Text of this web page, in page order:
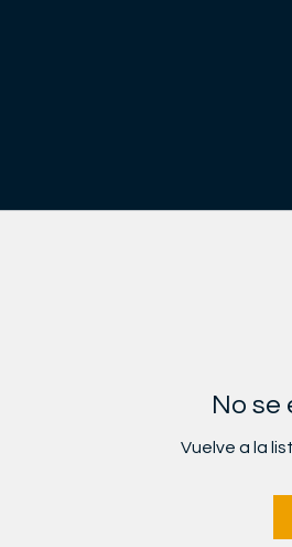
No se
Vuelve a la